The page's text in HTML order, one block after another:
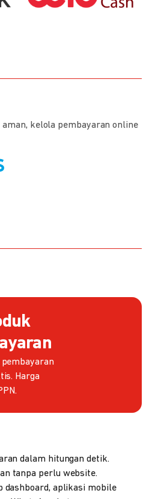
kelola pembayaran online
Harga
dalam hitungan detik.
tanpa perlu website.
dashboard, aplikasi mobile